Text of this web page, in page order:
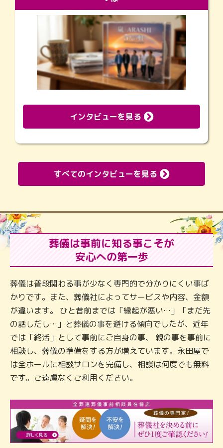
インタビューを見る
すべてのインタビューを見る
葬儀は事前に知る事こそが
安心への第一歩
葬儀は普段関わる事が少なく専門的で分かりにくい事ば
かりです。また、葬儀社によってサービスや内容、金額
が違います。 ひと昔前までは「縁起が悪い…」「まだ先
の話しだし…」と葬儀の事を避ける傾向でしたが、近年
では「終活」として事前にご自身の事、 親の事を事前に
相談し、葬儀の準備をする方が増えています。永田屋で
は全ホールに相談サロンを完備し、相談は何度でも無料
です。ご遠慮なくご利用ください。